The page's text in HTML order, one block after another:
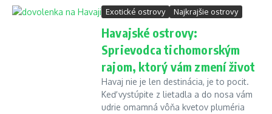
Exotické ostrovy Najkrajšie ostrovy
Havajské ostrovy:
Sprievodca tichomorským
rajom, ktorý vám zmení život
Havaj nie je len destinácia, je to pocit.
Keď vystúpite z lietadla a do nosa vám
udrie omamná vôňa kvetov pluméria